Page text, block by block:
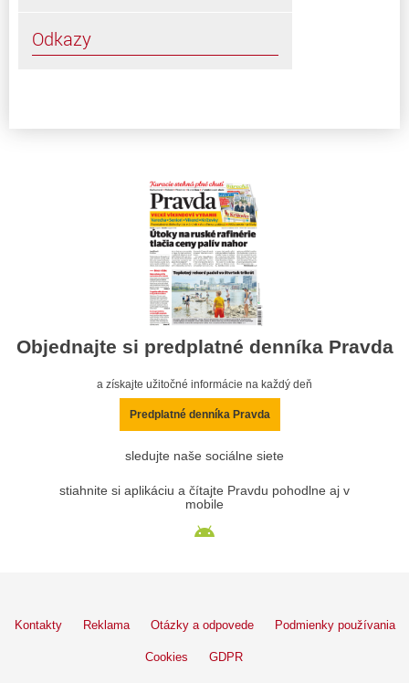
Odkazy
Objednajte si predplatné denníka Pravda
a získajte užitočné informácie na každý deň
Predplatné denníka Pravda
sledujte naše sociálne siete
stiahnite si aplikáciu a čítajte Pravdu pohodlne aj v
mobile
Kontakty Reklama Otázky a odpovede Podmienky používania
Cookies GDPR